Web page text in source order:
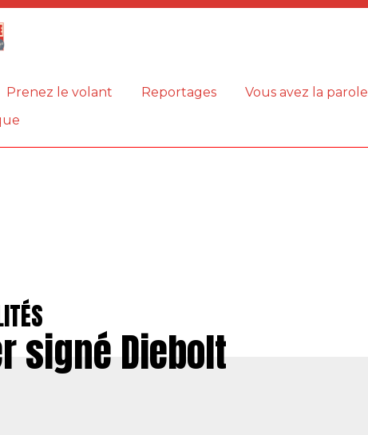
Prenez le volant Reportages Vous avez la parole
signé Diebolt